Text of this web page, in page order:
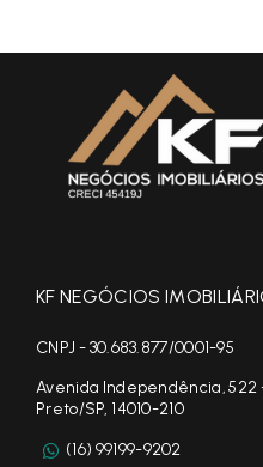
KF NEGÓCIOS
CNPJ - 30.683.877/0001-95
Avenida Independência, 522
Preto/SP, 14010-210
(16) 99199-9202